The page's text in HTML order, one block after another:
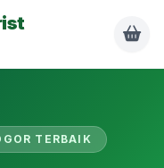
TERBAIK